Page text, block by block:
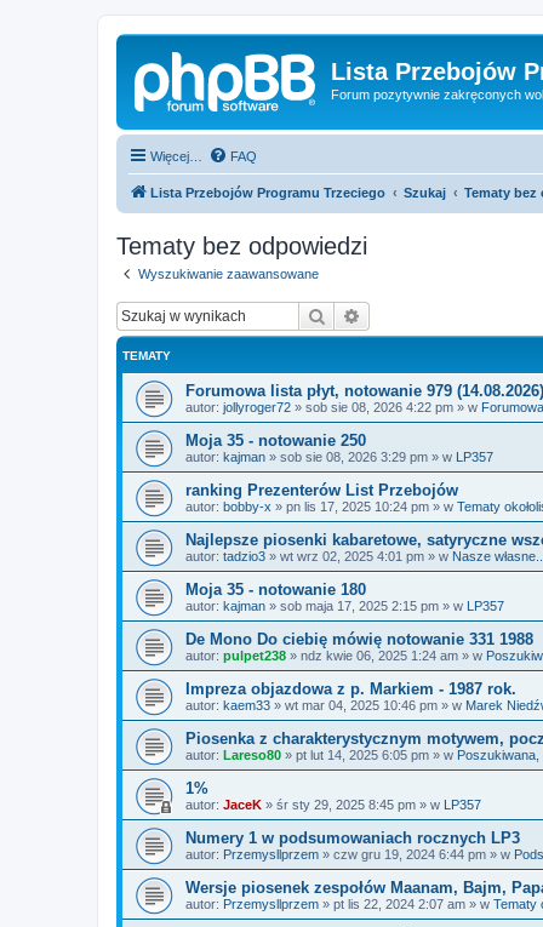
Lista Przebojów
Forum pozytywnie zakręconych
Więcej… FAQ
Lista Przebojów Programu Trzeciego Szukaj Tematy
Tematy bez odpowiedzi
Wyszukiwanie zaawansowane
Szukaj
TEMATY
Forumowa lista płyt, notowanie 979 (14.08.2026)
autor: jollyroger72 » sob sie 08, 2026 4:22 pm » w
Moja 35 - notowanie 250
autor: kajman » sob sie 08, 2026 3:29 pm » w LP357
ranking Prezenterów List Przebojów
autor: bobby-x » pn lis 17, 2025 10:24 pm » w Tematy
Najlepsze piosenki kabaretowe, satyryczne
autor: tadzio3 » wt wrz 02, 2025 4:01 pm » w Nasze
Moja 35 - notowanie 180
autor: kajman » sob maja 17, 2025 2:15 pm » w LP357
De Mono Do ciebię mówię notowanie 331 1988
autor: pulpet238 » ndz kwie 06, 2025 1:24 am » w
Impreza objazdowa z p. Markiem - 1987 rok.
autor: kaem33 » wt mar 04, 2025 10:46 pm » w Marek
Piosenka z charakterystycznym motywem,
autor: Lareso80 » pt lut 14, 2025 6:05 pm » w
1%
autor: JaceK » śr sty 29, 2025 8:45 pm » w LP357
Numery 1 w podsumowaniach rocznych LP3
autor: Przemysllprzem » czw gru 19, 2024 6:44 pm » w
Wersje piosenek zespołów Maanam, Bajm,
autor: Przemysllprzem » pt lis 22, 2024 2:07 am » w Tematy